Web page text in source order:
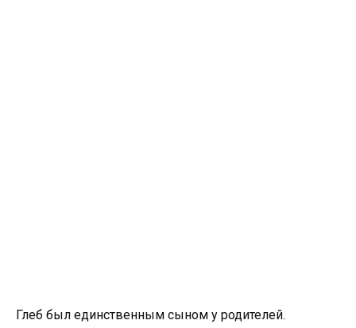
Глеб был единственным сыном у родителей.